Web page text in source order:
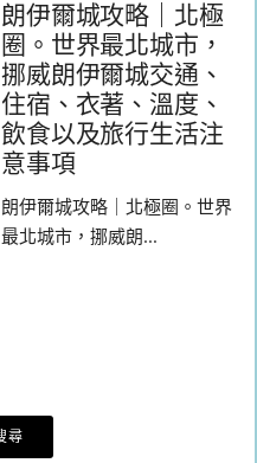
朗伊爾城攻略｜北極
圈。世界最北城市，
挪威朗伊爾城交通、
住宿、衣著、溫度、
飲食以及旅行生活注
意事項
朗伊爾城攻略｜北極圈。世界
最北城市，挪威朗...